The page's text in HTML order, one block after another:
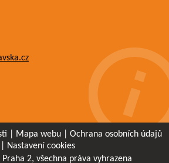
Mapa webu
Ochrana osobních údajů
Nastavení cookies
Praha 2, všechna práva vyhrazena